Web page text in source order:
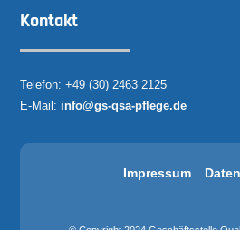
Kontakt
Telefon: +49 (30) 2463 2125
E-Mail: info@gs-qsa-pflege.de
Impressum